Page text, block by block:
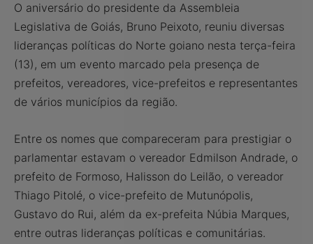
O aniversário do presidente da Assembleia
Legislativa de Goiás, Bruno Peixoto, reuniu diversas
lideranças políticas do Norte goiano nesta terça-feira
(13), em um evento marcado pela presença de
prefeitos, vereadores, vice-prefeitos e representantes
de vários municípios da região.
Entre os nomes que compareceram para prestigiar o
parlamentar estavam o vereador Edmilson Andrade, o
prefeito de Formoso, Halisson do Leilão, o vereador
Thiago Pitolé, o vice-prefeito de Mutunópolis,
Gustavo do Rui, além da ex-prefeita Núbia Marques,
entre outras lideranças políticas e comunitárias.